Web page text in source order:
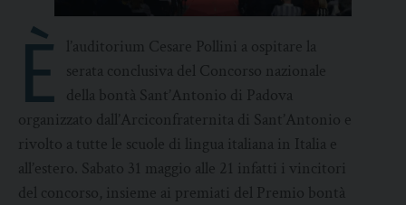
È
l’auditorium Cesare Pollini a ospitare la
serata conclusiva del Concorso nazionale
della bontà Sant’Antonio di Padova
organizzato dall’Arciconfraternita di Sant’Antonio e
rivolto a tutte le scuole di lingua italiana in Italia e
all’estero. Sabato 31 maggio alle 21 infatti i vincitori
del concorso, insieme ai premiati del Premio bontà